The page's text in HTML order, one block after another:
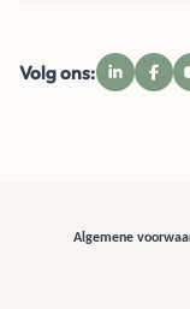
Volg ons:
Algemene